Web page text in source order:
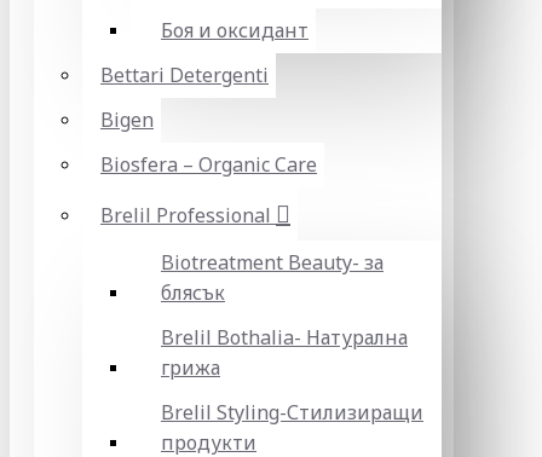
Боя и оксидант
Bettari Detergenti
Bigen
Biosfera – Organic Care
Brelil Professional
Biotreatment Beauty- за
блясък
Brelil Bothalia- Натурална
грижа
Brelil Styling-Стилизиращи
продукти